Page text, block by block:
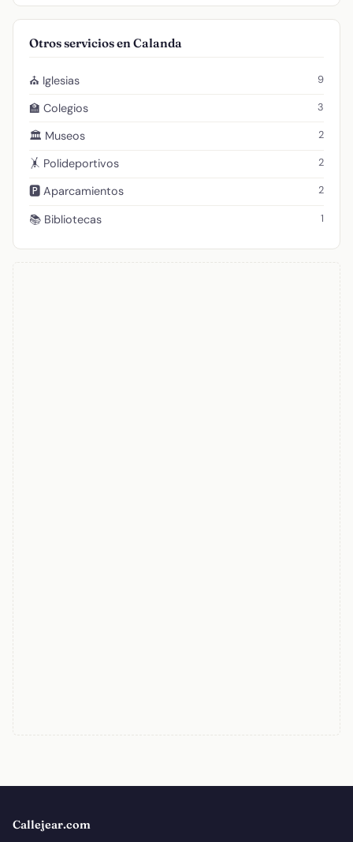
Otros servicios en Calanda
⛪ Iglesias 9
🏫 Colegios 3
🏛️ Museos 2
🤸 Polideportivos 2
🅿️ Aparcamientos 2
📚 Bibliotecas 1
Callejear.com